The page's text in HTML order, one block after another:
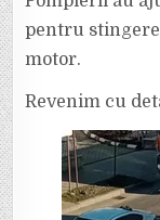
pentru
motor.
Revenim cu